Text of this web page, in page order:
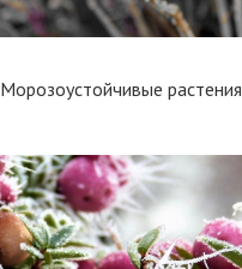
Морозоустойчивые растения